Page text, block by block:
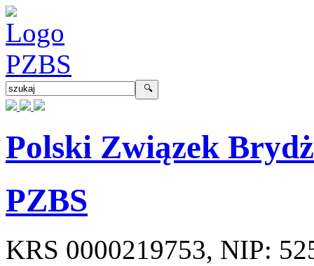
Polski Związek
PZBS
KRS 0000219753, NIP: